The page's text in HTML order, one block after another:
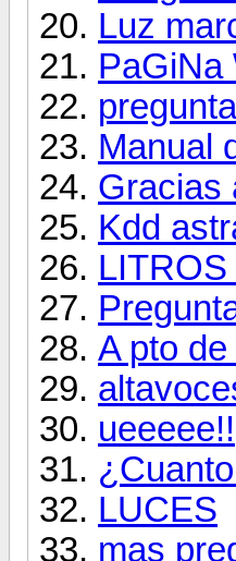
Luz
PaGiNa
Manual
Gracias
Kdd
A pto
ueeeee!!
LUCES
mas